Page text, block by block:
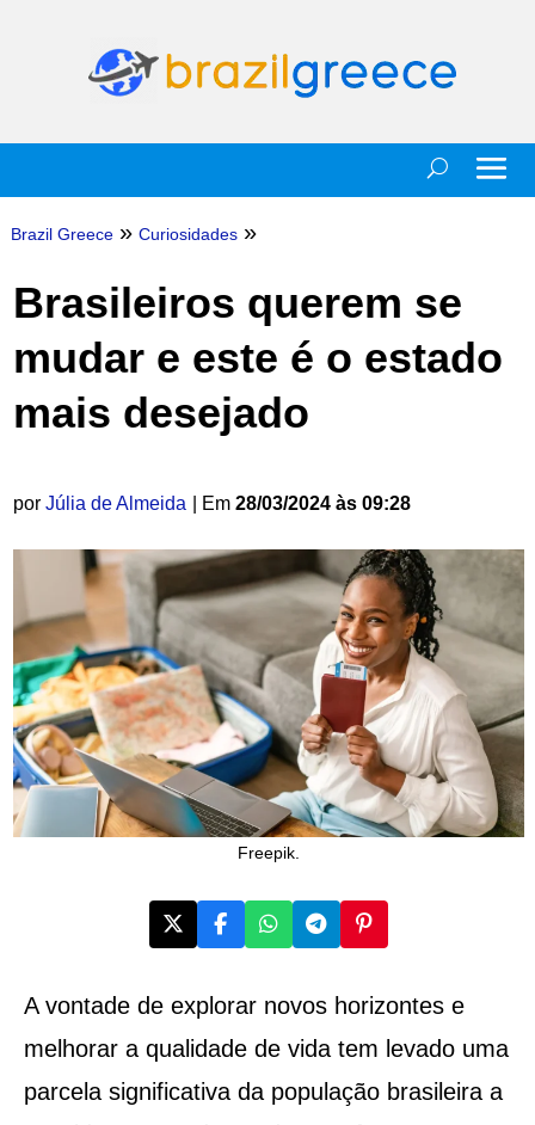
Brazil Greece » Curiosidades »
Brasileiros querem se
mudar e este é o estado
mais desejado
por Júlia de Almeida | Em 28/03/2024 às 09:28
Freepik.
A vontade de explorar novos horizontes e
melhorar a qualidade de vida tem levado uma
parcela significativa da população brasileira a